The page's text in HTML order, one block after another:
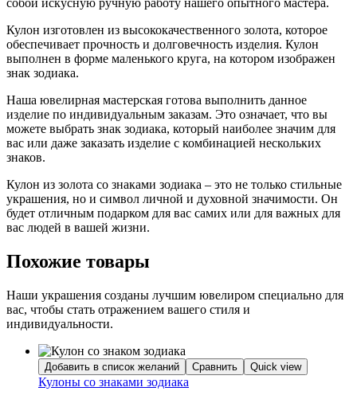
Кулон изготовлен из высококачественного золота, которое
обеспечивает прочность и долговечность изделия. Кулон
выполнен в форме маленького круга, на котором изображен
знак зодиака.
Наша ювелирная мастерская готова выполнить данное
изделие по индивидуальным заказам. Это означает, что вы
можете выбрать знак зодиака, который наиболее значим для
вас или даже заказать изделие с комбинацией нескольких
знаков.
Кулон из золота со знаками зодиака – это не только стильные
украшения, но и символ личной и духовной значимости. Он
будет отличным подарком для вас самих или для важных для
вас людей в вашей жизни.
Похожие товары
Наши украшения созданы лучшим ювелиром специально для
вас, чтобы стать отражением вашего стиля и
индивидуальности.
Добавить в список желаний Сравнить Quick view
Кулоны со знаками зодиака